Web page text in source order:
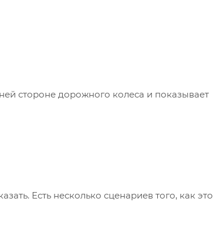
стороне дорожного колеса и показывает
Есть несколько сценариев того, как это